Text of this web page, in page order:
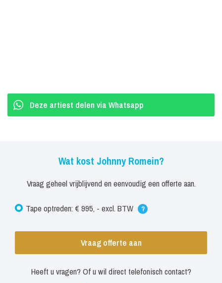
Deze artiest delen via Whatsapp
Wat kost Johnny Romein?
Vraag geheel vrijblijvend en eenvoudig een offerte aan.
Tape optreden: € 995, - excl. BTW ?
Vraag offerte aan
Heeft u vragen? Of u wil direct telefonisch contact?